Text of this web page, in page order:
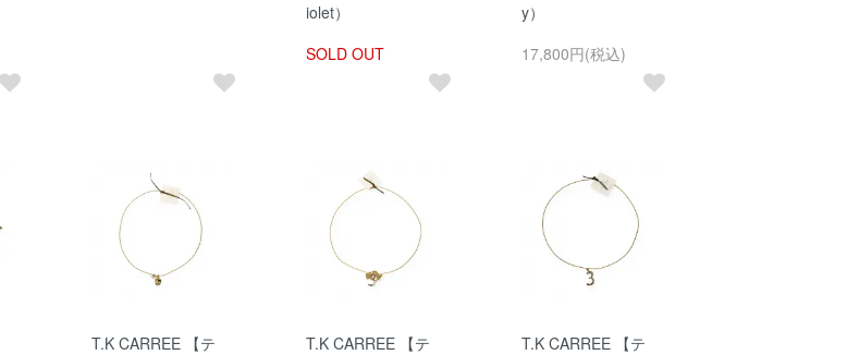
iolet）
SOLD OUT
y）
17,800円(税込)
T.K CARREE 【テ
T.K CARREE 【テ
T.K CARREE 【テ